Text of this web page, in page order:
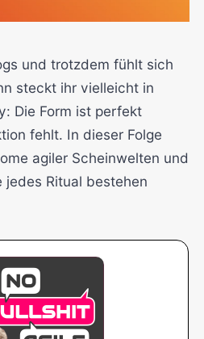
und trotzdem fühlt sich
steckt ihr vielleicht in
Die Form ist perfekt
fehlt. In dieser Folge
agiler Scheinwelten und
jedes Ritual bestehen